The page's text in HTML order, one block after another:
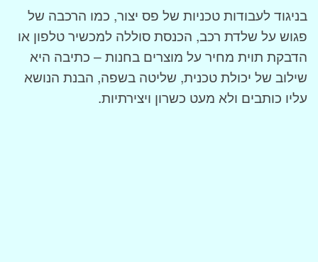
בניגוד לעבודות טכניות של פס יצור, כמו הרכבה של
פגוש על שלדת רכב, הכנסת סוללה למכשיר טלפון או
הדבקת תוית מחיר על מוצרים בחנות – כתיבה היא
שילוב של יכולת טכנית, שליטה בשפה, הבנת הנושא
עליו כותבים ולא מעט כשרון ויצירתיות.